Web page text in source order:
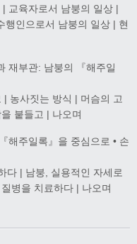
교육자로서 남붕의 일상 |
행인으로서 남붕의 일상 | 현
재부관: 남붕의 『해주일
농사짓는 방식 | 머슴의 고
붙들고 | 나오며
해주일록』을 중심으로 • 손
다 | 남붕, 실용적인 자세로
병을 치료하다 | 나오며